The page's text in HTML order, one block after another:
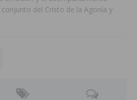
del Cristo de la Agonía y